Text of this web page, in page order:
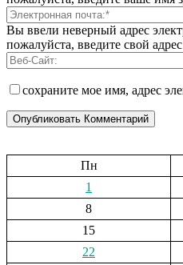
Вы ввели неверный адрес
пожалуйста, введите свой
сохраните мое имя, адрес
Пн
1
8
15
22